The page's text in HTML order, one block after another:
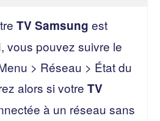
TV Samsung est
vous pouvez suivre le
> Réseau > État du
alors si votreTV
à un réseau sans